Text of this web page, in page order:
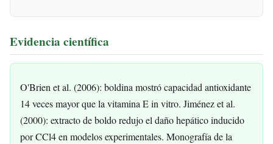
Evidencia científica
O'Brien et al. (2006): boldina mostró capacidad antioxidante
14 veces mayor que la vitamina E in vitro. Jiménez et al.
(2000): extracto de boldo redujo el daño hepático inducido
por CCl4 en modelos experimentales. Monografía de la